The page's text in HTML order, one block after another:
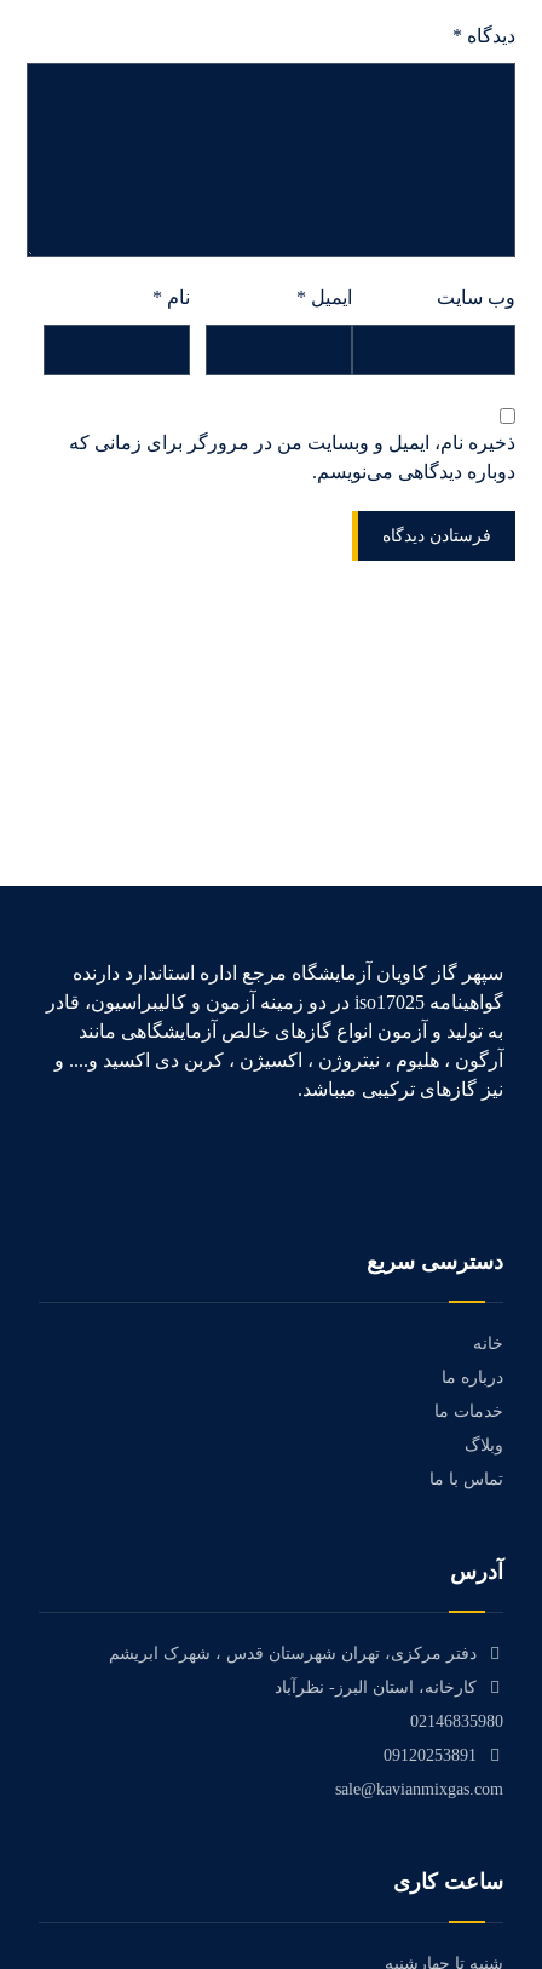
دیدگاه *
نام * ایمیل * وب‌ سایت
ذخیره نام، ایمیل و وبسایت من در مرورگر برای زمانی که
دوباره دیدگاهی می‌نویسم.
سپهر گاز کاویان آزمایشگاه مرجع اداره استاندارد دارنده
گواهینامه iso17025 در دو زمینه آزمون و کالیبراسیون، قادر
به تولید و آزمون انواع گازهای خالص آزمایشگاهی مانند
آرگون ، هلیوم ، نیتروژن ، اکسیژن ، کربن دی اکسید و.... و
نیز گازهای ترکیبی میباشد.
دسترسی سریع
خانه
درباره ما
خدمات ما
وبلاگ
تماس با ما
آدرس
دفتر مرکزی، تهران شهرستان قدس ، شهرک ابریشم
کارخانه، استان البرز- نظرآباد
02146835980
09120253891
sale@kavianmixgas.com
ساعت کاری
شنبه تا چهارشنبه